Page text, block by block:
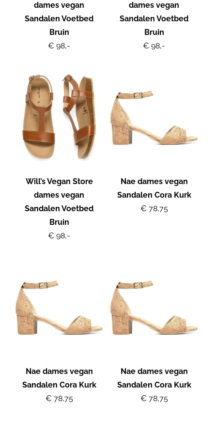
dames vegan
Sandalen Voetbed
Bruin
€ 98,-
dames vegan
Sandalen Voetbed
Bruin
€ 98,-
Will’s Vegan Store
dames vegan
Sandalen Voetbed
Bruin
€ 98,-
Nae dames vegan
Sandalen Cora Kurk
€ 78,75
Nae dames vegan
Sandalen Cora Kurk
€ 78,75
Nae dames vegan
Sandalen Cora Kurk
€ 78,75